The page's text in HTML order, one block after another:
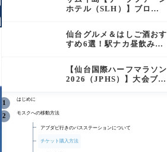
徹底レポート
ホテル（SLH）】ブログ
ランド過ごす極上おこもり
ステイ！
仙台グルメ＆はしご酒おす
すめ6選！駅ナカ昼飲みか
ーまで実食レビュー
【仙台国際ハーフマラソン
2026（JPHS）】大会ブロ
はじめに
モスクへの移動方法
アブダビ行きのバスステーションについて
チケット購入方法